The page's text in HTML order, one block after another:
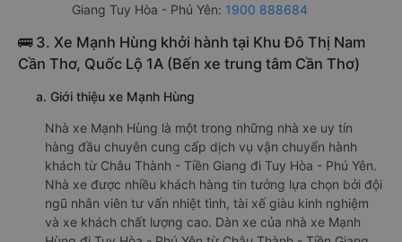
Giang Tuy Hòa - Phú Yên: 1900 888684
🚌 3. Xe Mạnh Hùng khởi hành tại Khu Đô Thị Nam
Cần Thơ, Quốc Lộ 1A (Bến xe trung tâm Cần Thơ)
a. Giới thiệu xe Mạnh Hùng
Nhà xe Mạnh Hùng là một trong những nhà xe uy tín
hàng đầu chuyên cung cấp dịch vụ vận chuyển hành
khách từ Châu Thành - Tiền Giang đi Tuy Hòa - Phú Yên.
Nhà xe được nhiều khách hàng tin tưởng lựa chọn bởi đội
ngũ nhân viên tư vấn nhiệt tình, tài xế giàu kinh nghiệm
và xe khách chất lượng cao. Dàn xe của nhà xe Mạnh